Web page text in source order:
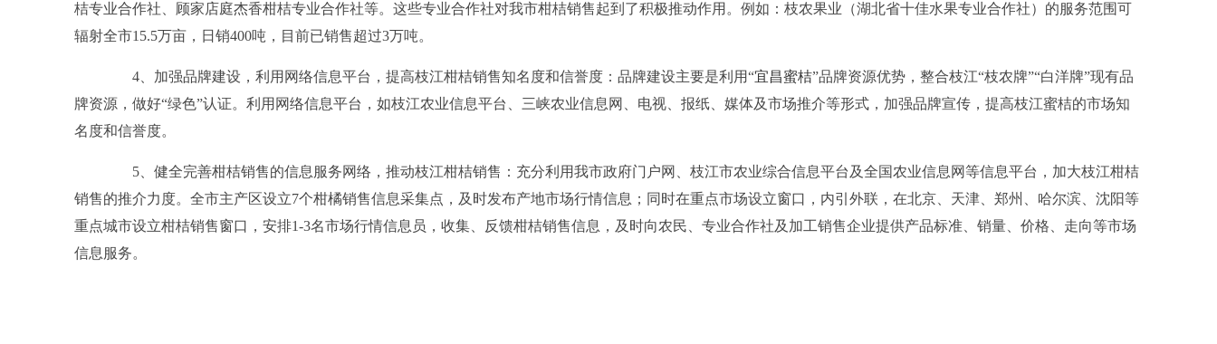
桔专业合作社、顾家店庭杰香柑桔专业合作社等。这些专业合作社对我市柑桔销售起到了积极推动作用。例如：枝农果业（湖北省十佳水果专业合作社）的服务范围可
辐射全市15.5万亩，日销400吨，目前已销售超过3万吨。
4、加强品牌建设，利用网络信息平台，提高枝江柑桔销售知名度和信誉度：品牌建设主要是利用“宜昌蜜桔”品牌资源优势，整合枝江“枝农牌”“白洋牌”现有品
牌资源，做好“绿色”认证。利用网络信息平台，如枝江农业信息平台、三峡农业信息网、电视、报纸、媒体及市场推介等形式，加强品牌宣传，提高枝江蜜桔的市场知
名度和信誉度。
5、健全完善柑桔销售的信息服务网络，推动枝江柑桔销售：充分利用我市政府门户网、枝江市农业综合信息平台及全国农业信息网等信息平台，加大枝江柑桔
销售的推介力度。全市主产区设立7个柑橘销售信息采集点，及时发布产地市场行情信息；同时在重点市场设立窗口，内引外联，在北京、天津、郑州、哈尔滨、沈阳等
重点城市设立柑桔销售窗口，安排1-3名市场行情信息员，收集、反馈柑桔销售信息，及时向农民、专业合作社及加工销售企业提供产品标准、销量、价格、走向等市场
信息服务。